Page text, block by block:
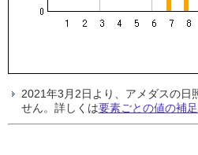
2021年3月2日より、アメダスの日
せん。詳しくは要素ごとの値の補